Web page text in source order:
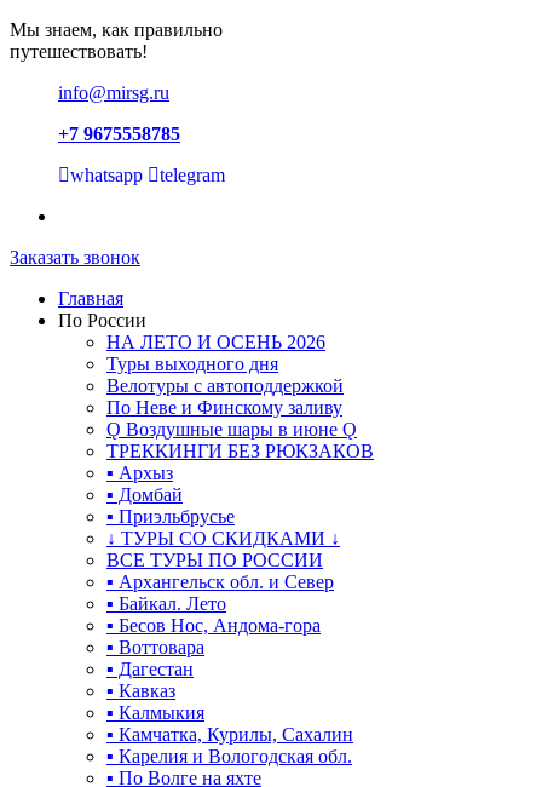
Мы знаем, как правильно
путешествовать!
info@mirsg.ru
+7 9675558785
whatsapp
telegram
Заказать звонок
Главная
По России
НА ЛЕТО И ОСЕНЬ 2026
Туры выходного дня
Велотуры с автоподдержкой
По Неве и Финскому заливу
Ǫ Воздушные шары в июне Ǫ
ТРЕККИНГИ БЕЗ РЮКЗАКОВ
▪ Архыз
▪ Домбай
▪ Приэльбрусье
↓ ТУРЫ СО СКИДКАМИ ↓
ВСЕ ТУРЫ ПО РОССИИ
▪ Архангельск обл. и Север
▪ Байкал. Лето
▪ Бесов Нос, Андома-гора
▪ Воттовара
▪ Дагестан
▪ Кавказ
▪ Калмыкия
▪ Камчатка, Курилы, Сахалин
▪ Карелия и Вологодская обл.
▪ По Волге на яхте